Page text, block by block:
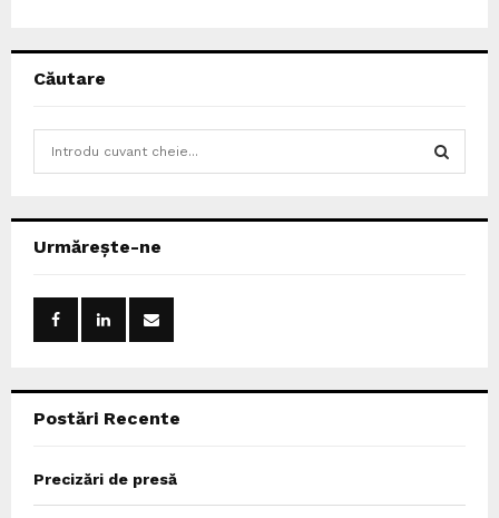
Căutare
h
Urmărește-ne
Postări Recente
Precizări de presă